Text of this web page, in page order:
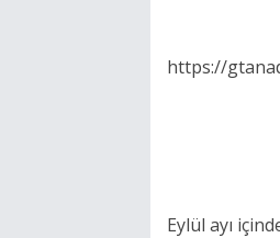
https://
Eylül ayı